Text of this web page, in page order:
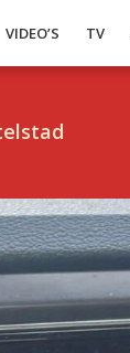
VIDEO’S TV